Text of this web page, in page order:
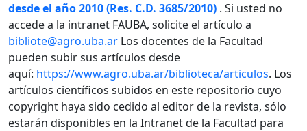
desde el año 2010 (Res. C.D. 3685/2010) . Si usted no
accede a la intranet FAUBA, solicite el artículo a
bibliote@agro.uba.ar Los docentes de la Facultad
pueden subir sus artículos desde
aquí: https://www.agro.uba.ar/biblioteca/articulos. Los
artículos científicos subidos en este repositorio cuyo
copyright haya sido cedido al editor de la revista, sólo
estarán disponibles en la Intranet de la Facultad para